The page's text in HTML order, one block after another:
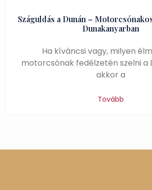
Száguldás a Dunán –
Dunakanyarban
Ha kíváncsi vagy, milyen
motorcsónak fedélzetén szelni a
akkor a
Tovább